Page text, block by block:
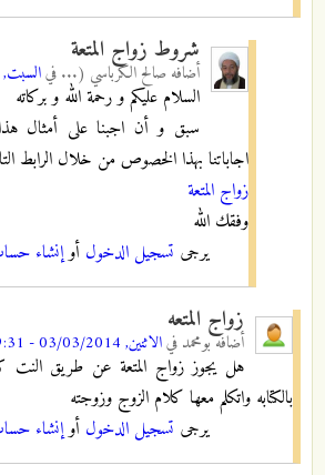
شروط زواج المتعة
أضافه صالح الكرباسي (... فيالسبت, 01/02/2014 - 11:21
السلام عليكم و رحمة الله و بركاته
سبق و أن اجبنا على أمثال
اجاباتنا بهذا الخصوص من خلال الرابط
زواج المتعة
وفقك الله
يرجى تسجيل الدخول أوإنشاء
زواج المتعه
أضافهبومحمد فيالاثنين, 03/03/2014 - 09:31
هل يجوز زواج المتعة عن طريق النت
بالكتابه واتكلم معها كلام الزوج وزوجته
يرجى تسجيل الدخول أوإنشاء